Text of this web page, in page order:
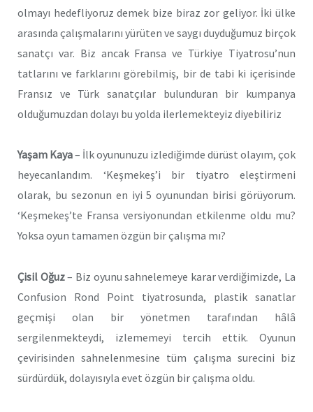
olmayı hedefliyoruz demek bize biraz zor geliyor. İki ülke
arasında çalışmalarını yürüten ve saygı duyduğumuz birçok
sanatçı var. Biz ancak Fransa ve Türkiye Tiyatrosu’nun
tatlarını ve farklarını görebilmiş, bir de tabi ki içerisinde
Fransız ve Türk sanatçılar bulunduran bir kumpanya
olduğumuzdan dolayı bu yolda ilerlemekteyiz diyebiliriz
Yaşam Kaya– İlk oyununuzu izlediğimde dürüst olayım, çok
heyecanlandım. ‘Keşmekeş’i bir tiyatro eleştirmeni
olarak, bu sezonun en iyi 5 oyunundan birisi görüyorum.
‘Keşmekeş’te Fransa versiyonundan etkilenme oldu mu?
Yoksa oyun tamamen özgün bir çalışma mı?
Çisil Oğuz– Biz oyunu sahnelemeye karar verdiğimizde, La
Confusion Rond Point tiyatrosunda, plastik sanatlar
geçmişi olan bir yönetmen tarafından hâlâ
sergilenmekteydi, izlememeyi tercih ettik. Oyunun
çevirisinden sahnelenmesine tüm çalışma surecini biz
sürdürdük, dolayısıyla evet özgün bir çalışma oldu.